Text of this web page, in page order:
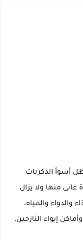
أسوأ الذكريات
عانى منها ولا يزال
الغذاء والدواء والمياه،
إيواء النازحين،